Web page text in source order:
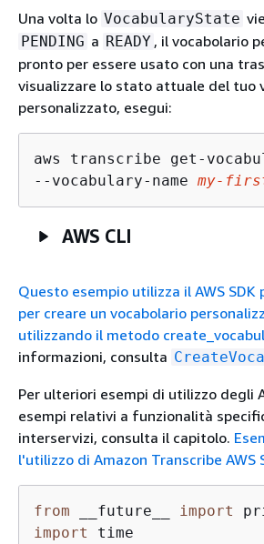
Una volta lo VocabularyState
PENDING a READY , il vocabolario
pronto per essere usato con una
visualizzare lo stato attuale del tuo
personalizzato, esegui:
aws transcribe get-
--vocabulary-name my-
AWS CLI
Questo esempio utilizza il AWS SDK
per creare un vocabolario
utilizzando il metodo
informazioni, consulta
Per ulteriori esempi di utilizzo degli
esempi relativi a funzionalità
interservizi, consulta il capitolo.
l'utilizzo di Amazon Transcribe AWS
from __future__ import
import